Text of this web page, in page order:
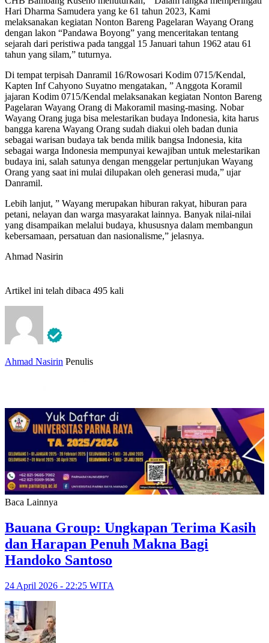
Hari Dharma Samudera yang ke 61 tahun 2023, Kami
melaksanakan kegiatan Nonton Bareng Pagelaran Wayang Orang
dengan lakon “Pandawa Boyong” yang menceritakan tentang
sejarah dari peristiwa pada tanggal 15 Januari tahun 1962 atau 61
tahun yang silam,” tuturnya.
Di tempat terpisah Danramil 16/Rowosari Kodim 0715/Kendal,
Kapten Inf Cahyono Suyatno mengatakan, ” Anggota Koramil
jajaran Kodim 0715/Kendal melaksanakan kegiatan Nonton Bareng
Pagelaran Wayang Orang di Makoramil masing-masing. Nobar
Wayang Orang juga bisa melestarikan budaya Indonesia, kita harus
bangga karena Wayang Orang sudah diakui oleh badan dunia
sebagai warisan budaya tak benda milik bangsa Indonesia, kita
sebagai warga Indonesia mempunyai kewajiban untuk melestarikan
budaya ini, salah satunya dengan menggelar pertunjukan Wayang
Orang yang saat ini mulai dilupakan oleh generasi muda,” ujar
Danramil.
Lebih lanjut, ” Wayang merupakan hiburan rakyat, hiburan para
petani, nelayan dan warga masyarakat lainnya. Banyak nilai-nilai
yang disampaikan melalui budaya, khususnya dalam membangun
kebersamaan, persatuan dan nasionalisme,” jelasnya.
Ahmad Nasirin
Artikel ini telah dibaca 495 kali
Ahmad Nasirin Penulis
Baca Lainnya
Bauana Group: Ungkapan Terima Kasih
dan Harapan Penuh Makna Bagi
Handoko Santoso
24 April 2026 - 22:25 WITA